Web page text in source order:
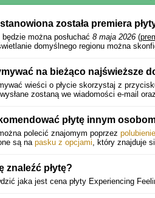
została premiera
można posłuchać 8 maja 2026 (
domyślnego regionu można
na bieżąco najświeższe
wieści o płycie skorzystaj z
zostaną we wiadomości e-mail
płytę innym
polecić znajomym poprzez
są na pasku z opcjami, który znajduje
znaleźć płytę?
jaka jest cena płyty Experiencing